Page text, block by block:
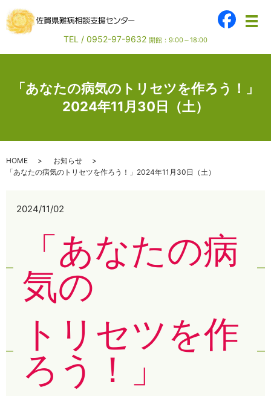
メ
TEL / 0952-97-9632 開館：9:00～18:00
「あなたの病気のトリセツを作ろう！」
2024年11月30日（土）
HOME
お知らせ
「あなたの病気のトリセツを作ろう！」2024年11月30日（土）
2024/11/02
「あなたの病
気の
トリセツを作
ろう！」